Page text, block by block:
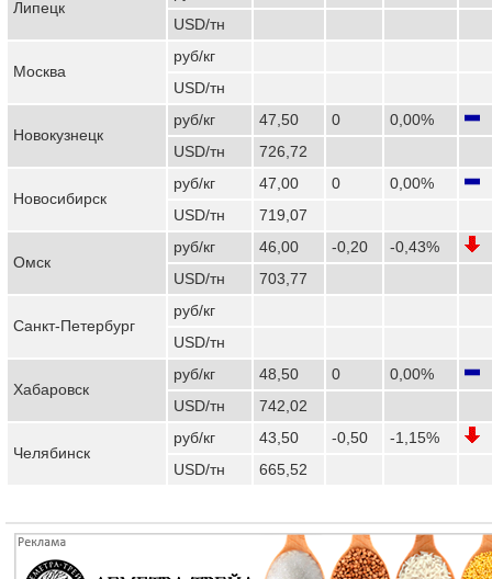
Липецк
USD/тн
Москва
руб/кг
USD/тн
Новокузнецк
руб/кг 47,50 0
0,00%
USD/тн
726,72
Новосибирск
руб/кг 47,00 0
0,00%
USD/тн
719,07
Омск
руб/кг 46,00 -0,20
-0,43%
USD/тн
703,77
Санкт-Петербург
руб/кг
USD/тн
Хабаровск
руб/кг 48,50 0
0,00%
USD/тн
742,02
Челябинск
руб/кг 43,50 -0,50
-1,15%
USD/тн
665,52